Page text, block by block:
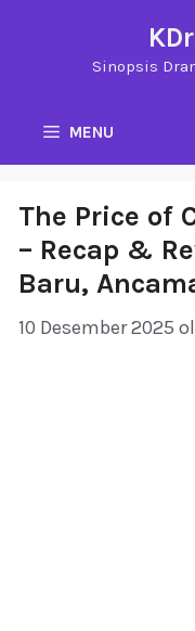
Sinopsis
MENU
The Price of
– Recap &
Baru,
10 Desember 2025